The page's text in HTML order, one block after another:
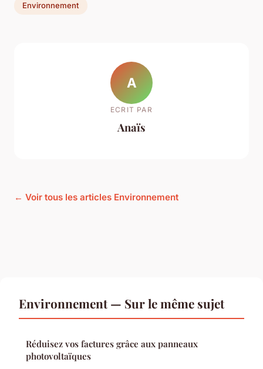
Environnement
A
ECRIT PAR
Anaïs
← Voir tous les articles Environnement
Environnement — Sur le même sujet
Réduisez vos factures grâce aux panneaux
photovoltaïques